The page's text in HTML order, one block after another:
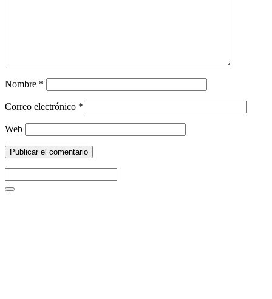
Nombre *
Correo electrónico *
Web